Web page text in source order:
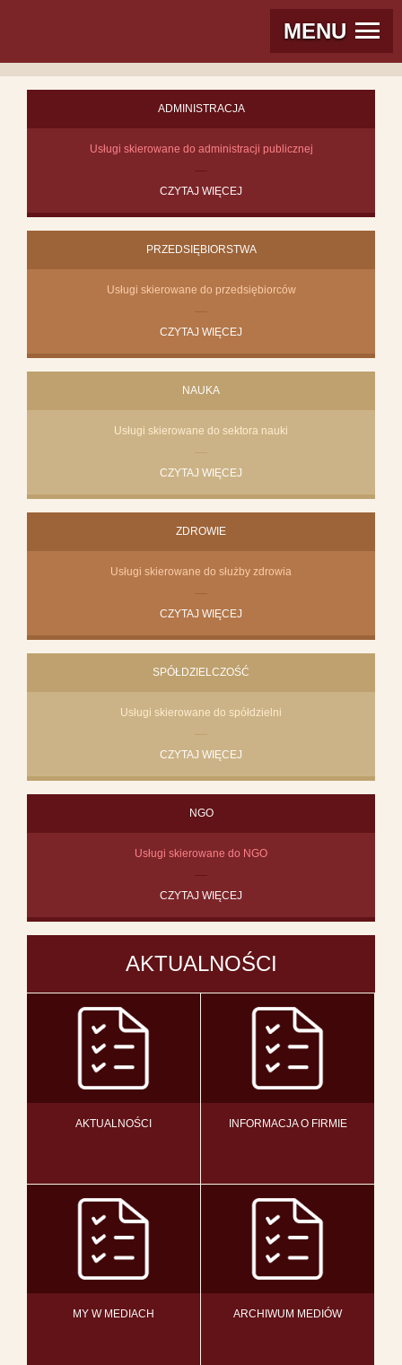
MENU
ADMINISTRACJA
Usługi skierowane do administracji publicznej
CZYTAJ WIĘCEJ
PRZEDSIĘBIORSTWA
Usługi skierowane do przedsiębiorców
CZYTAJ WIĘCEJ
NAUKA
Usługi skierowane do sektora nauki
CZYTAJ WIĘCEJ
ZDROWIE
Usługi skierowane do służby zdrowia
CZYTAJ WIĘCEJ
SPÓŁDZIELCZOŚĆ
Usługi skierowane do spółdzielni
CZYTAJ WIĘCEJ
NGO
Usługi skierowane do NGO
CZYTAJ WIĘCEJ
AKTUALNOŚCI
AKTUALNOŚCI INFORMACJA O FIRMIE
MY W MEDIACH ARCHIWUM MEDIÓW